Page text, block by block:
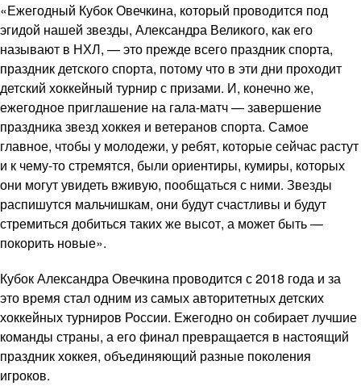
«Ежегодный Кубок Овечкина, который проводится под
эгидой нашей звезды, Александра Великого, как его
называют в НХЛ, — это прежде всего праздник спорта,
праздник детского спорта, потому что в эти дни проходит
детский хоккейный турнир с призами. И, конечно же,
ежегодное приглашение на гала-матч — завершение
праздника звезд хоккея и ветеранов спорта. Самое
главное, чтобы у молодежи, у ребят, которые сейчас растут
и к чему-то стремятся, были ориентиры, кумиры, которых
они могут увидеть вживую, пообщаться с ними. Звезды
распишутся мальчишкам, они будут счастливы и будут
стремиться добиться таких же высот, а может быть —
покорить новые».
Кубок Александра Овечкина проводится с 2018 года и за
это время стал одним из самых авторитетных детских
хоккейных турниров России. Ежегодно он собирает лучшие
команды страны, а его финал превращается в настоящий
праздник хоккея, объединяющий разные поколения
игроков.